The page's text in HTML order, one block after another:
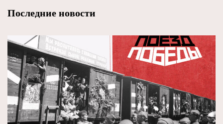
Последние новости